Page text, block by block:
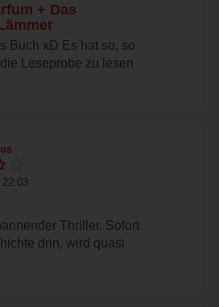
+ Das
Buch xD Es hat so, so
Leseprobe zu lesen
Thriller. Sofort
drin, wird quasi